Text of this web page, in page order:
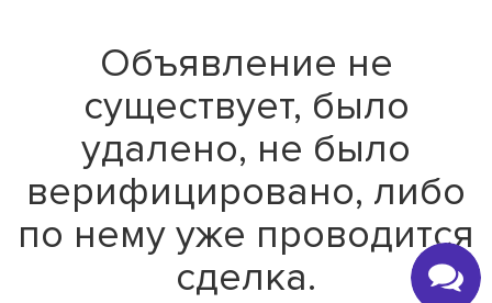
Объявление не
существует, было
удалено, не было
верифицировано, либо
по нему уже проводится
сделка.